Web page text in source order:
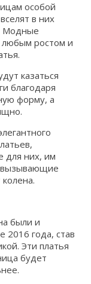
особой
в них
Модные
ростом и
казаться
благодаря
форму, а
для них, им
вызывающие
были и
2016 года, став
Эти платья
будет